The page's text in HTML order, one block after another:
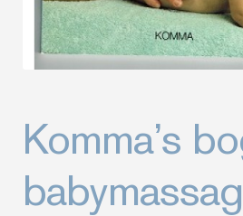
Komma’s